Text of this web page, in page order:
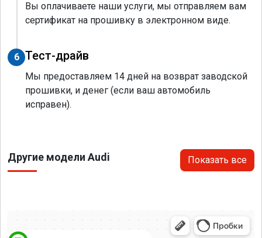
Вы оплачиваете наши услуги, мы отправляем вам
сертификат на прошивку в электронном виде.
6 Тест-драйв
Мы предоставляем 14 дней на возврат заводской
прошивки, и денег (если ваш автомобиль
исправен).
Другие модели Audi Показать все